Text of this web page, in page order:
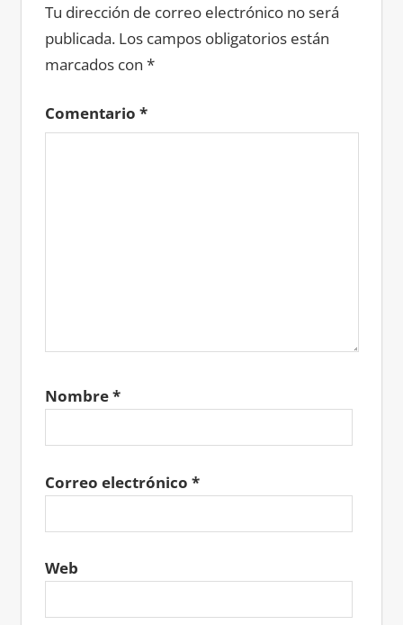
Tu dirección de correo electrónico no será
publicada. Los campos obligatorios están
marcados con *
Comentario *
Nombre*
Correo electrónico *
Web